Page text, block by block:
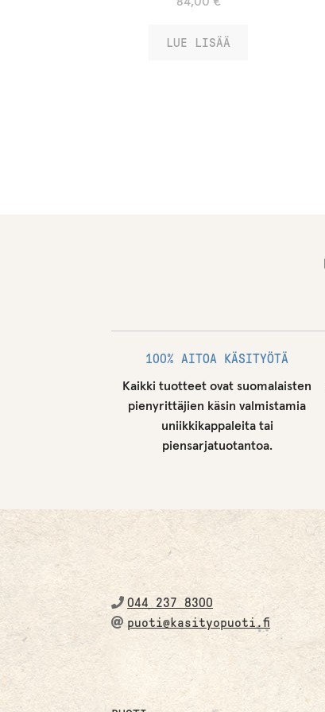
LUE LISÄÄ
100% AITOA KÄSITYÖTÄ
Kaikki tuotteet ovat suomalaisten
pienyrittäjien käsin valmistamia
uniikkikappaleita tai
piensarjatuotantoa.
044 237 8300
puoti@kasityopuoti.fi